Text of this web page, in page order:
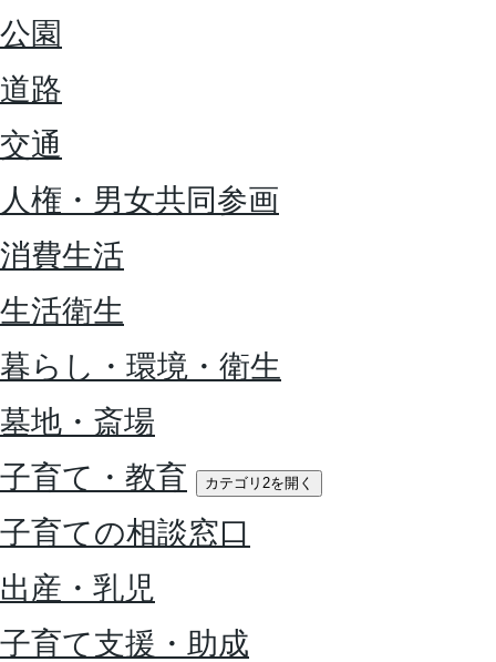
公園
道路
交通
人権・男女共同参画
消費生活
生活衛生
暮らし・環境・衛生
墓地・斎場
子育て・教育
カテゴリ2を開く
子育ての相談窓口
出産・乳児
子育て支援・助成